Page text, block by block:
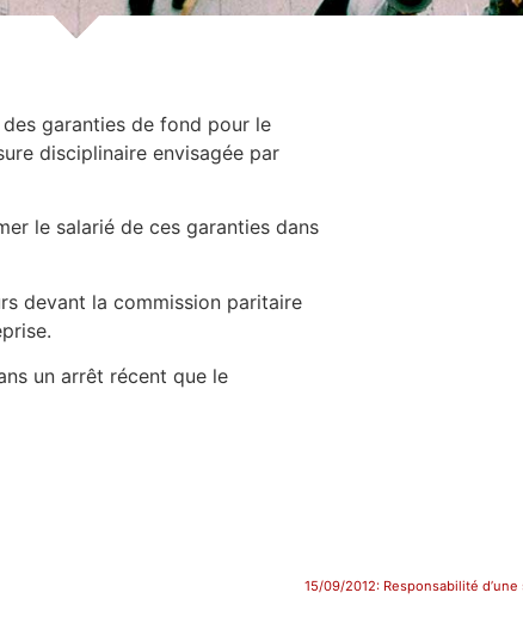
garanties de fond pour le
disciplinaire envisagée par
le salarié de ces garanties dans
devant la commission paritaire
un arrêt récent que le
15/09/2012: Responsabilité